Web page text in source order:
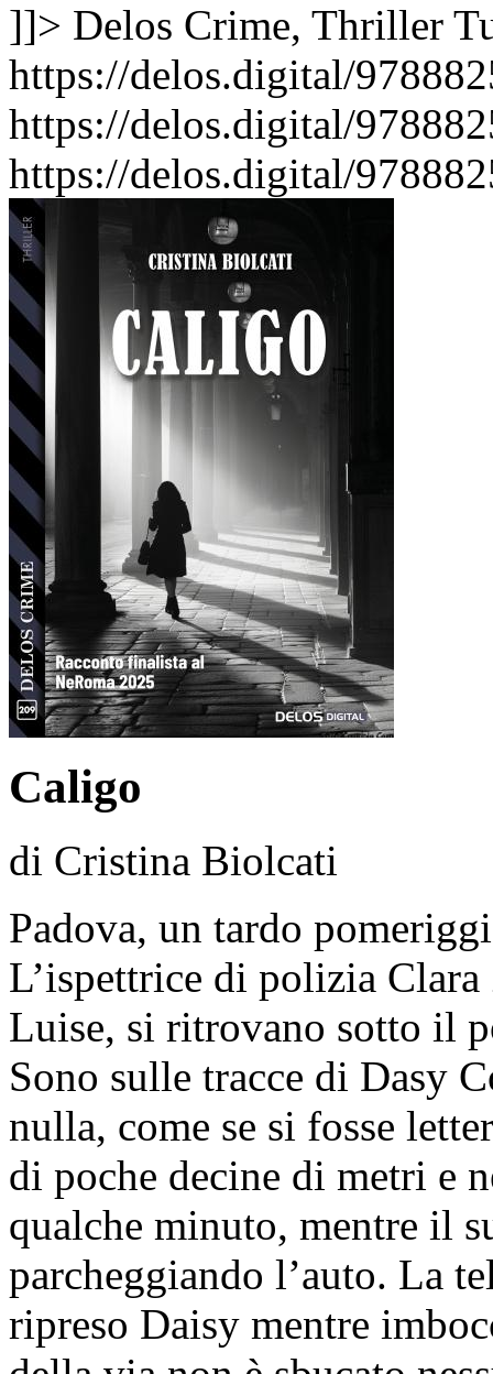
]]> Delos Crime, Thriller
https://delos.digital/
https://delos.digital/
https://delos.digital/
Caligo
di Cristina Biolcati
Padova, un tardo
L’ispettrice di polizia
Luise, si ritrovano sotto il
Sono sulle tracce di Dasy
nulla, come se si fosse
di poche decine di metri e
qualche minuto, mentre il
parcheggiando l’auto. La
ripreso Daisy mentre